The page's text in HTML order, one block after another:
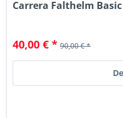
Carrera Falthelm
40,00 € * 90,00 € *